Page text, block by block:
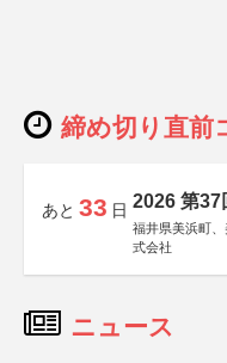
締め切り直前
あと 33 日 2026 第37
福井県美浜町
式会社
ニュース